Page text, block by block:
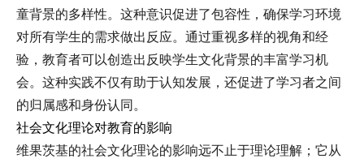
童背景的多样性。这种意识促进了包容性，确保学习环境
对所有学生的需求做出反应。通过重视多样的视角和经
验，教育者可以创造出反映学生文化背景的丰富学习机
会。这种实践不仅有助于认知发展，还促进了学习者之间
的归属感和身份认同。
社会文化理论对教育的影响
维果茨基的社会文化理论的影响远不止于理论理解；它从